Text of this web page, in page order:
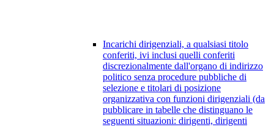
Incarichi dirigenziali, a qualsiasi titolo
conferiti, ivi inclusi quelli conferiti
discrezionalmente dall'organo di indirizzo
politico senza procedure pubbliche di
selezione e titolari di posizione
organizzativa con funzioni dirigenziali (da
pubblicare in tabelle che distinguano le
seguenti situazioni: dirigenti, dirigenti